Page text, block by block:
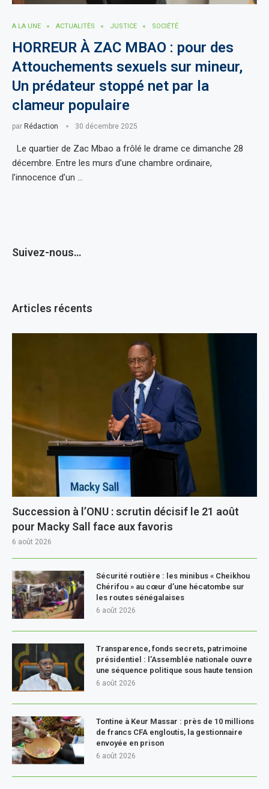
A LA UNE ACTUALITÈS JUSTICE SOCIÉTÉ
HORREUR À ZAC MBAO : pour des
Attouchements sexuels sur mineur,
Un prédateur stoppé net par la
clameur populaire
par Rédaction 30 décembre 2025
Le quartier de Zac Mbao a frôlé le drame ce dimanche 28
décembre. Entre les murs d’une chambre ordinaire,
l’innocence d’un …
Suivez-nous…
Articles récents
Succession à l’ONU : scrutin décisif le 21 août
pour Macky Sall face aux favoris
6 août 2026
Sécurité routière : les minibus « Cheikhou
Chérifou » au cœur d’une hécatombe sur
les routes sénégalaises
6 août 2026
Transparence, fonds secrets, patrimoine
présidentiel : l’Assemblée nationale ouvre
une séquence politique sous haute tension
6 août 2026
Tontine à Keur Massar : près de 10 millions
de francs CFA engloutis, la gestionnaire
envoyée en prison
6 août 2026